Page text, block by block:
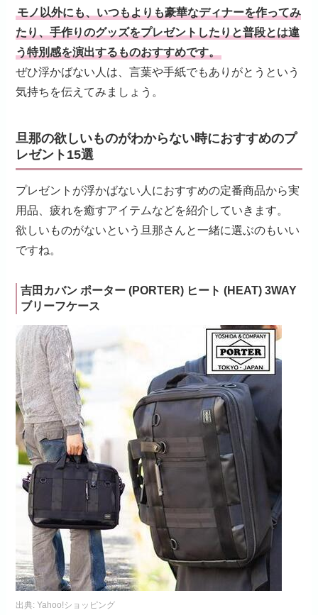
モノ以外にも、いつもよりも豪華なディナーを作ってみ
たり、手作りのグッズをプレゼントしたりと普段とは違
う特別感を演出するものおすすめです。
ぜひ浮かばない人は、言葉や手紙でもありがとうという
気持ちを伝えてみましょう。
旦那の欲しいものがわからない時におすすめのプ
レゼント15選
プレゼントが浮かばない人におすすめの定番商品から実
用品、疲れを癒すアイテムなどを紹介していきます。
欲しいものがないという旦那さんと一緒に選ぶのもいい
ですね。
吉田カバン ポーター (PORTER) ヒート (HEAT) 3WAY
ブリーフケース
出典:Yahoo!ショッピング